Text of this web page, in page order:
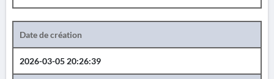
Date de création
2026-03-05 20:26:39